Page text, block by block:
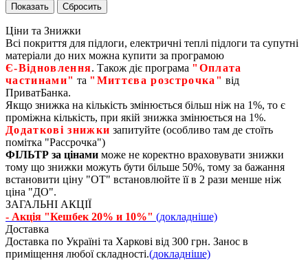
Ціни та Знижки
Всі покриття для підлоги, електричні теплі підлоги та супутні
матеріали до них можна купити за програмою
Є‑Відновлення. Також діє програма "Оплата
частинами" та "Миттєва розстрочка" від
ПриватБанка.
Якщо знижка на кількість змінюється більш ніж на 1%, то є
проміжна кількість, при якій знижка змінюється на 1%.
Додаткові знижки запитуйте (особливо там де стоїть
помітка "Рассрочка")
ФІЛЬТР за цінами може не коректно враховувати знижки
тому що знижки можуть бути більше 50%, тому за бажання
встановити ціну "ОТ" встановлюйте її в 2 рази менше ніж
ціна "ДО".
ЗАГАЛЬНІ АКЦІЇ
- Акція "Кешбек 20% и 10%" (докладніше)
Доставка
Доставка по Україні та Харкові від 300 грн. Занос в
приміщення любої складності.(докладніше)